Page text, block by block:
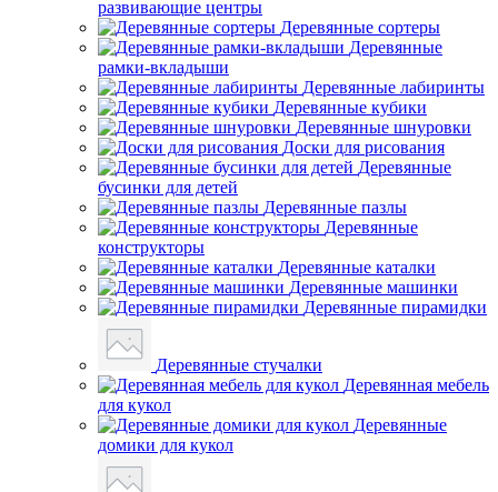
развивающие центры
Деревянные сортеры
Деревянные
рамки-вкладыши
Деревянные лабиринты
Деревянные кубики
Деревянные шнуровки
Доски для рисования
Деревянные
бусинки для детей
Деревянные пазлы
Деревянные
конструкторы
Деревянные каталки
Деревянные машинки
Деревянные пирамидки
Деревянные стучалки
Деревянная мебель
для кукол
Деревянные
домики для кукол